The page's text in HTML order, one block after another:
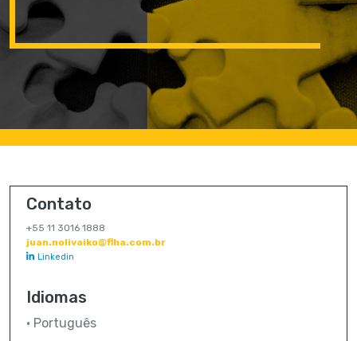
Contato
+55 11 3016 1888
juan.nolivaiko@flha.com.br
Linkedin
Idiomas
• Português